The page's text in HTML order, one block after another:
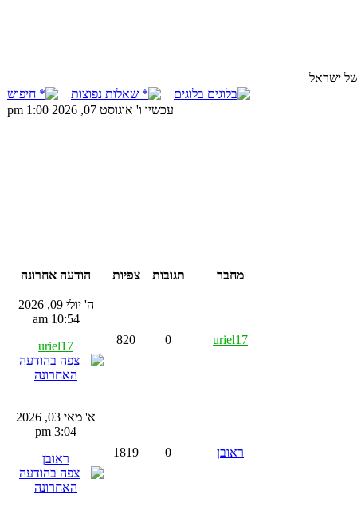
של ישראל
בלוגים
שאלות נפוצות
חיפוש
עכשיו ו' אוגוסט 07, 2026 1:00 pm
מחבר תגובות צפיות הודעה אחרונה
uriel17
0
820
ה' יולי 09, 2026
10:54 am
uriel17
ראובן 0
1819
א' מאי 03, 2026
3:04 pm
ראובן